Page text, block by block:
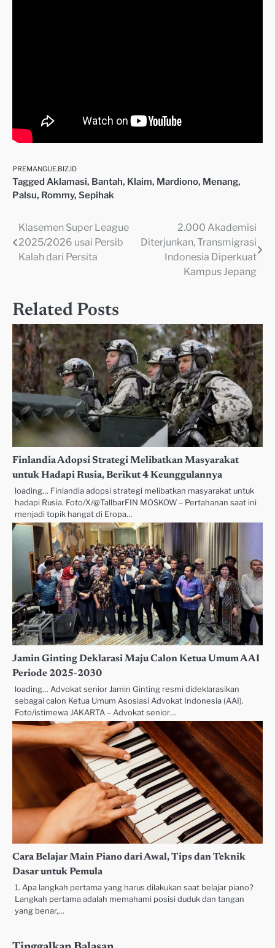
PREMANGUE.BIZ.ID
Tagged Aklamasi, Bantah, Klaim, Mardiono, Menang,
Palsu, Rommy, Sepihak
Navigasi
pos
Klasemen Super League
2025/2026 usai Persib
Kalah dari Persita
2.000 Akademisi
Diterjunkan, Transmigrasi
Indonesia Diperkuat
Kampus Jepang
Related Posts
Finlandia Adopsi Strategi Melibatkan Masyarakat
untuk Hadapi Rusia, Berikut 4 Keunggulannya
loading… Finlandia adopsi strategi melibatkan masyarakat untuk
hadapi Rusia. Foto/X/@TallbarFIN MOSKOW – Pertahanan saat ini
menjadi topik hangat di Eropa…
Jamin Ginting Deklarasi Maju Calon Ketua Umum AAI
Periode 2025-2030
loading… Advokat senior Jamin Ginting resmi dideklarasikan
sebagai calon Ketua Umum Asosiasi Advokat Indonesia (AAI).
Foto/istimewa JAKARTA – Advokat senior…
Cara Belajar Main Piano dari Awal, Tips dan Teknik
Dasar untuk Pemula
1. Apa langkah pertama yang harus dilakukan saat belajar piano?
Langkah pertama adalah memahami posisi duduk dan tangan
yang benar,…